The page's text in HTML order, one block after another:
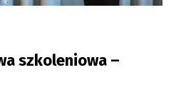
szkoleniowa –